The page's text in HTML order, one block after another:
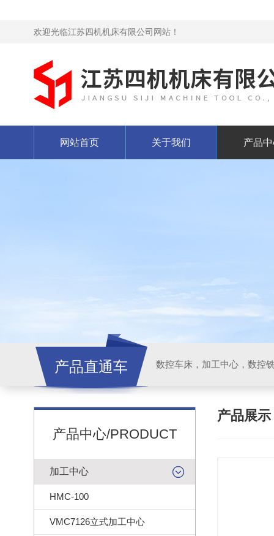
欢迎光临江苏四机机床有限公司网站！
网站首页 关于我们 产品
产品直通车
产品中心/PRODUCT
加工中心
HMC-100
VMC7126立式加工中心
产品展示